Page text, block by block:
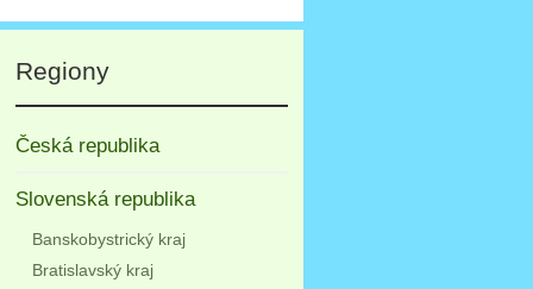
Regiony
Česká republika
Slovenská republika
Banskobystrický kraj
Bratislavský kraj